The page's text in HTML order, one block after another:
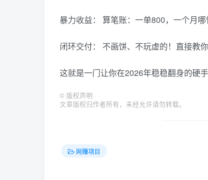
暴力收益： 算笔账：一单800，一个月
闭环交付： 不画饼、不玩虚的！直接教
这就是一门让你在2026年稳稳翻身的硬手
© 版权声明
文章版权归作者所有，未经允许请勿转载。
网赚项目